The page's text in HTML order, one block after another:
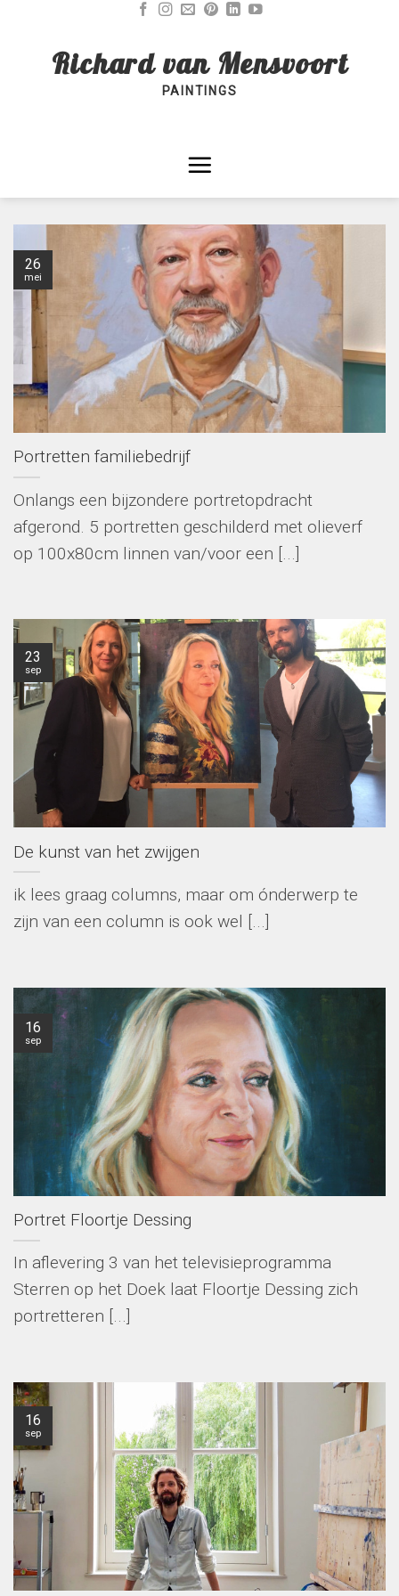
Richard van Mensvoort
PAINTINGS
Portretten familiebedrijf
Onlangs een bijzondere portretopdracht
afgerond. 5 portretten geschilderd met olieverf
op 100x80cm linnen van/voor een [...]
26
mei
De kunst van het zwijgen
ik lees graag columns, maar om ónderwerp te
zijn van een column is ook wel [...]
23
sep
Portret Floortje Dessing
In aflevering 3 van het televisieprogramma
Sterren op het Doek laat Floortje Dessing zich
portretteren [...]
16
sep
16
sep